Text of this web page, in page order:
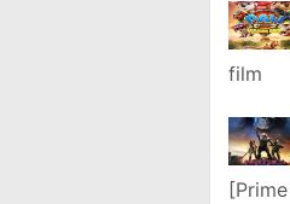
film